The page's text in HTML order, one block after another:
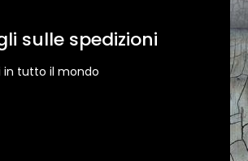
sulle spedizioni
in tutto il mondo